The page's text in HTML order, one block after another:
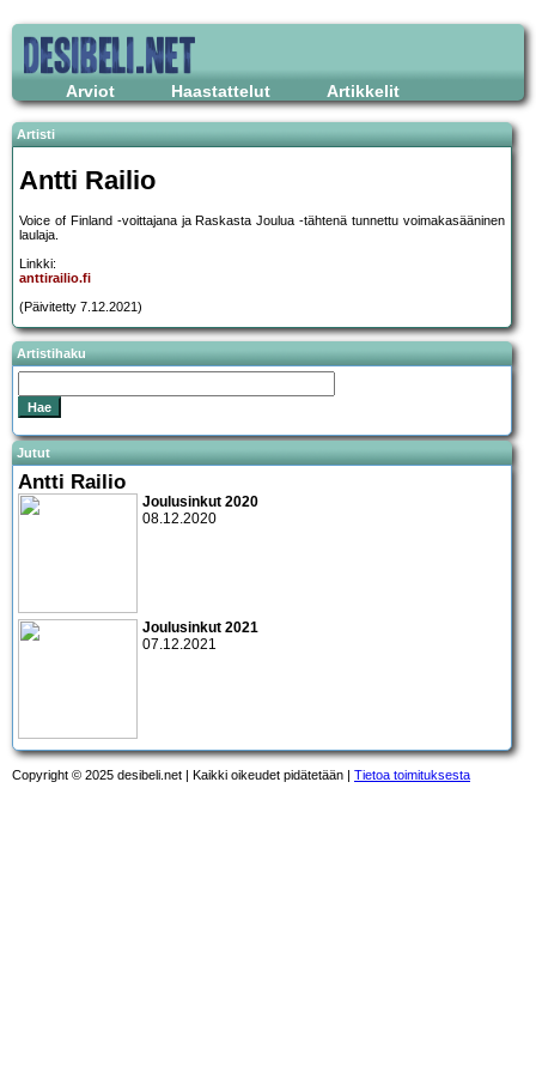
Arviot Haastattelut Artikkelit
Artisti
Antti Railio
Voice of Finland -voittajana ja Raskasta Joulua -tähtenä tunnettu voimakasääninen
laulaja.
Linkki:
anttirailio.fi
(Päivitetty 7.12.2021)
Artistihaku
Jutut
Antti Railio
Joulusinkut 2020
08.12.2020
Joulusinkut 2021
07.12.2021
Copyright © 2025 desibeli.net | Kaikki oikeudet pidätetään | Tietoa toimituksesta